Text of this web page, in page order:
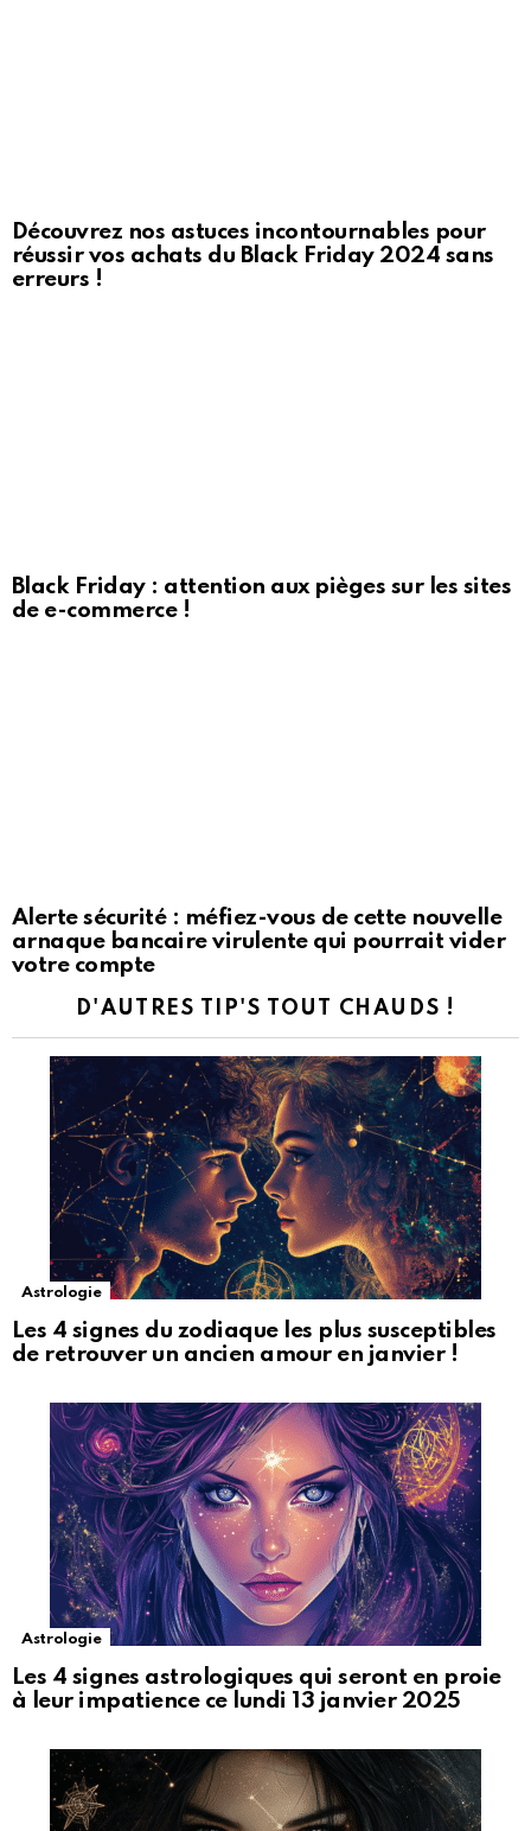
Découvrez nos astuces incontournables pour
réussir vos achats du Black Friday 2024 sans
erreurs !
Black Friday : attention aux pièges sur les sites
de e-commerce !
Alerte sécurité : méfiez-vous de cette nouvelle
arnaque bancaire virulente qui pourrait vider
votre compte
D'AUTRES TIP'S TOUT CHAUDS !
Astrologie
Les 4 signes du zodiaque les plus susceptibles
de retrouver un ancien amour en janvier !
Astrologie
Les 4 signes astrologiques qui seront en proie
à leur impatience ce lundi 13 janvier 2025